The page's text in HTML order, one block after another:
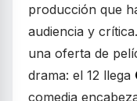
producción que
audiencia y
una oferta de
drama: el 12 llega
comedia